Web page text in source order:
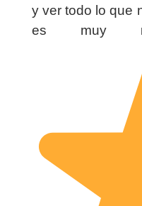
y ver todo lo que
es muy